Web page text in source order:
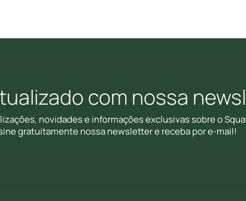
com nossa
novidades e informações exclusivas sobre o
gratuitamente nossa newsletter e receba por e-mail!